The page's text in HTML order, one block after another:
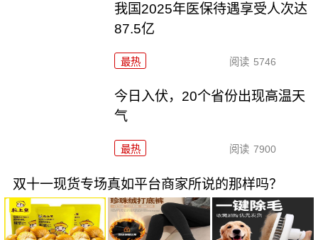
我国2025年医保待遇享受人次达
87.5亿
最热 阅读 5746
今日入伏，20个省份出现高温天
气
最热 阅读 7900
双十一现货专场真如平台商家所说的那样吗？